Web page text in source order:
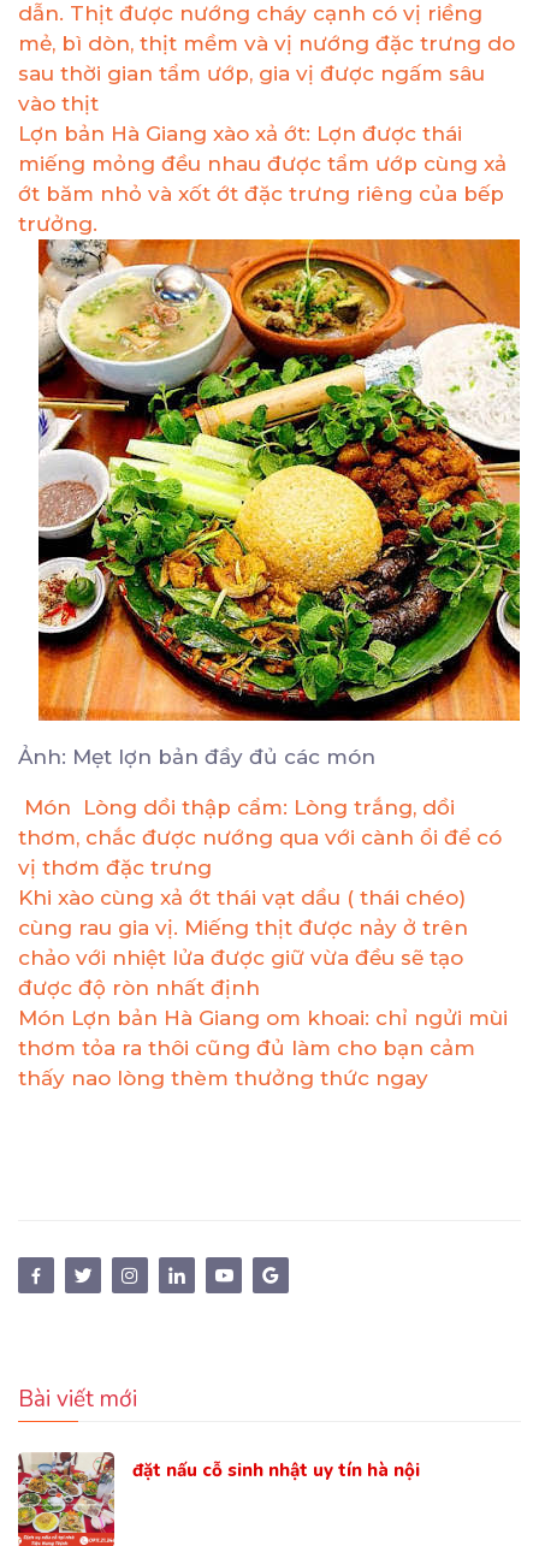
dẫn. Thịt được nướng cháy cạnh có vị riềng
mẻ, bì dòn, thịt mềm và vị nướng đặc trưng do
sau thời gian tẩm ướp, gia vị được ngấm sâu
vào thịt
Lợn bản Hà Giang xào xả ớt: Lợn được thái
miếng mỏng đều nhau được tẩm ướp cùng xả
ớt băm nhỏ và xốt ớt đặc trưng riêng của bếp
trưởng.
Ảnh: Mẹt lợn bản đầy đủ các món
Món Lòng dồi thập cẩm: Lòng trắng, dồi
thơm, chắc được nướng qua với cành ổi để có
vị thơm đặc trưng
Khi xào cùng xả ớt thái vạt dầu ( thái chéo)
cùng rau gia vị. Miếng thịt được nảy ở trên
chảo với nhiệt lửa được giữ vừa đều sẽ tạo
được độ ròn nhất định
Món Lợn bản Hà Giang om khoai: chỉ ngửi mùi
thơm tỏa ra thôi cũng đủ làm cho bạn cảm
thấy nao lòng thèm thưởng thức ngay
Bài viết mới
đặt nấu cỗ sinh nhật uy tín hà nội